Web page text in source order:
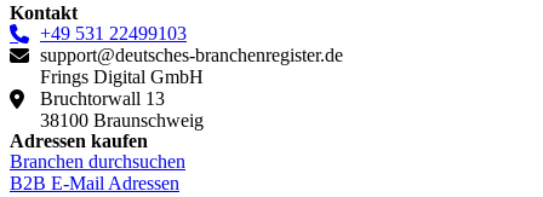
Kontakt
+49 531 22499103
support@deutsches-branchenregister.de
Frings Digital GmbH
Bruchtorwall 13
38100 Braunschweig
Adressen kaufen
Branchen durchsuchen
B2B E-Mail Adressen